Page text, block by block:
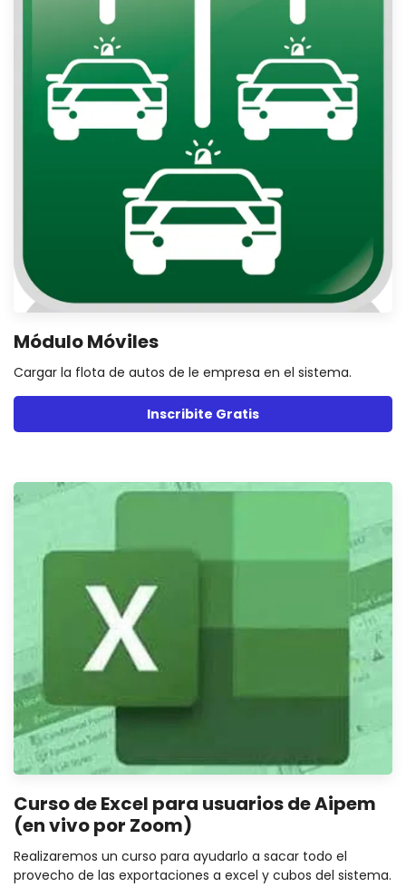
Módulo Móviles
Cargar la flota de autos de le empresa en el sistema.
Inscribite Gratis
Curso de Excel para usuarios de Aipem
(en vivo por Zoom)
Realizaremos un curso para ayudarlo a sacar todo el
provecho de las exportaciones a excel y cubos del sistema.